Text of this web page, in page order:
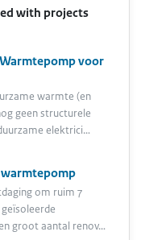
with projects
voor
warmte (en
geen structurele
elektrici…
warmtepomp
om ruim 7
groot aantal renov…